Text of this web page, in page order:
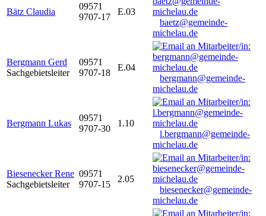
Bätz Claudia
09571
9707-17
E.03
baetz@gemeinde-
michelau.de
Bergmann Gerd
Sachgebietsleiter
09571
9707-18
E.04
bergmann@gemeinde-
michelau.de
Bergmann Lukas
09571
9707-30
1.10
l.bergmann@gemeinde-
michelau.de
Biesenecker Rene
Sachgebietsleiter
09571
9707-15
2.05
biesenecker@gemeinde-
michelau.de